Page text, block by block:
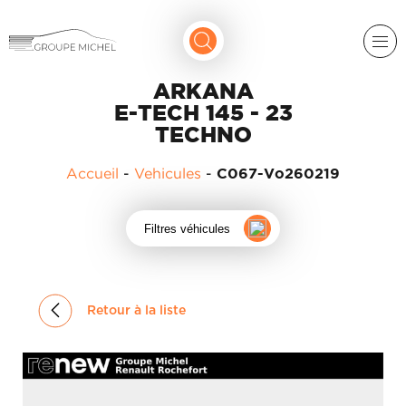
RENAULT
MICROCAR
SERVICES
MICHEL
ACADÉMIE
ARKANA
E-TECH 145 - 23
TECHNO
Accueil - Vehicules - C067-Vo260219
Filtres véhicules
Retour à la liste